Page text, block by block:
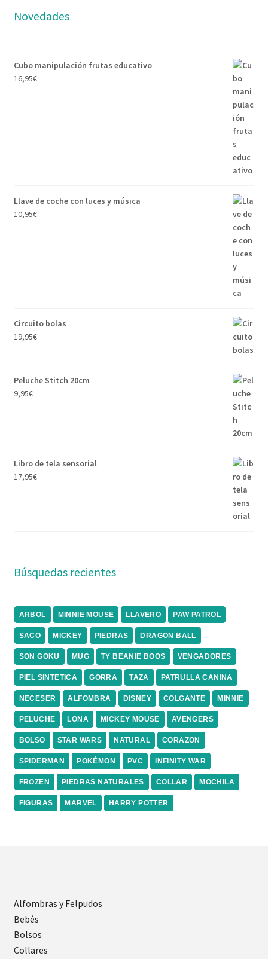
Novedades
Cubo manipulación frutas educativo
16,95€
Llave de coche con luces y música
10,95€
Circuito bolas
19,95€
Peluche Stitch 20cm
9,95€
Libro de tela sensorial
17,95€
Búsquedas recientes
ARBOL MINNIE MOUSE LLAVERO PAW PATROL
SACO MICKEY PIEDRAS DRAGON BALL
SON GOKU MUG TY BEANIE BOOS VENGADORES
PIEL SINTETICA GORRA TAZA PATRULLA CANINA
NECESER ALFOMBRA DISNEY COLGANTE MINNIE
PELUCHE LONA MICKEY MOUSE AVENGERS
BOLSO STAR WARS NATURAL CORAZON
SPIDERMAN POKÉMON PVC INFINITY WAR
FROZEN PIEDRAS NATURALES COLLAR MOCHILA
FIGURAS MARVEL HARRY POTTER
Alfombras y Felpudos
Bebés
Bolsos
Collares